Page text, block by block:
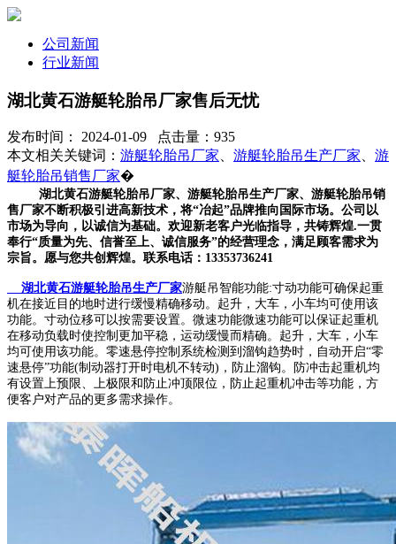
公司新闻
行业新闻
湖北黄石游艇轮胎吊厂家售后无忧
发布时间： 2024-01-09 点击量：935
本文相关关键词： 游艇轮胎吊厂家、 游艇轮胎吊生产厂家、 游
艇轮胎吊销售厂家�
湖北黄石游艇轮胎吊厂家、游艇轮胎吊生产厂家、游艇轮胎吊销
售厂家不断积极引进高新技术，将“冶起”品牌推向国际市场。公司以
市场为导向，以诚信为基础。欢迎新老客户光临指导，共铸辉煌.一贯
奉行“质量为先、信誉至上、诚信服务”的经营理念，满足顾客需求为
宗旨。愿与您共创辉煌。联系电话：13353736241
湖北黄石游艇轮胎吊生产厂家游艇吊智能功能:寸动功能可确保起重
机在接近目的地时进行缓慢精确移动。起升，大车，小车均可使用该
功能。寸动位移可以按需要设置。微速功能微速功能可以保证起重机
在移动负载时使控制更加平稳，运动缓慢而精确。起升，大车，小车
均可使用该功能。零速悬停控制系统检测到溜钩趋势时，自动开启“零
速悬停”功能(制动器打开时电机不转动)，防止溜钩。防冲击起重机均
有设置上预限、上极限和防止冲顶限位，防止起重机冲击等功能，方
便客户对产品的更多需求操作。